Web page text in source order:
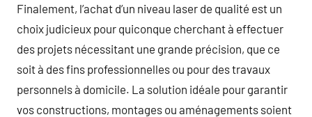
Finalement, l’achat d’un niveau laser de qualité est un
choix judicieux pour quiconque cherchant à effectuer
des projets nécessitant une grande précision, que ce
soit à des fins professionnelles ou pour des travaux
personnels à domicile. La solution idéale pour garantir
vos constructions, montages ou aménagements soient